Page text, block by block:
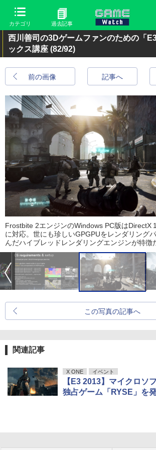
カテゴリ 過去記事
西川善司の3Dゲームファンのための「
ックス講座 (82/92)
前の画像 記事へ
Frostbite 2エンジンのWindows PC版はDirectX
に対応。世にも珍しいGPGPUをレンダリング
んだハイブレッドレンダリングエンジンが特徴
この写真の記事へ
関連記事
X ONE イベント
【E3 2013】マイクロソ
独占ゲーム「RYSE」を